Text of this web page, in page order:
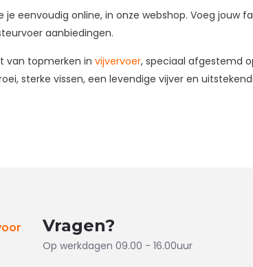
je eenvoudig online, in onze webshop. Voeg jouw
aanbiedingen.
van topmerken in vijvervoer, speciaal afgestemd
sterke vissen, een levendige vijver en
Vragen?
Op werkdagen 09.00 - 16.00uur